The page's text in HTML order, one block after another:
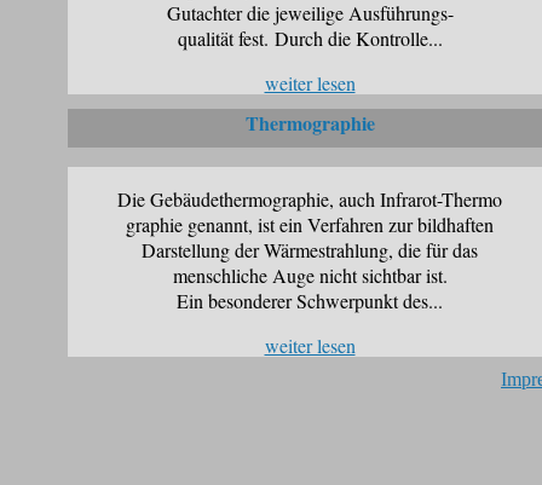
Gutachter die jeweilige Ausführungs-
qualität fest. Durch die Kontrolle...
weiter lesen
Thermographie
Die Gebäudethermographie, auch Infrarot-Thermo
graphie genannt, ist ein Verfahren zur bildhaften
Darstellung der Wärmestrahlung, die für das
menschliche Auge nicht sichtbar ist.
Ein besonderer Schwerpunkt des...
weiter lesen